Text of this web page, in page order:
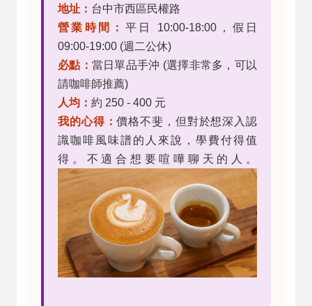
地址： 台中市西區民權路
營業時間： 平日 10:00-18:00，假日
09:00-19:00 (週二公休)
必點： 當日單品手沖 (選擇非常多，可以
請咖啡師推薦)
人均： 約 250 - 400 元
我的心得：價格不斐，但對於想深入認
識咖啡風味譜的人來說，學費付得值
得。不適合想要喧嘩聊天的人。